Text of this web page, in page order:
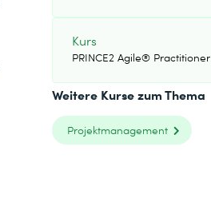
Kurs
PRINCE2 Agile® Practitioner
Weitere Kurse zum Thema
Projektmanagement